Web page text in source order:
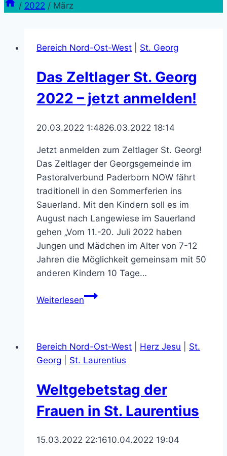
/ 2022 / März
Bereich Nord-Ost-West St. Georg
Das Zeltlager St. Georg
2022 – jetzt anmelden!
20.03.2022 1:4826.03.2022 18:14
Jetzt anmelden zum Zeltlager St. Georg!
Das Zeltlager der Georgsgemeinde im
Pastoralverbund Paderborn NOW fährt
traditionell in den Sommerferien ins
Sauerland. Mit den Kindern soll es im
August nach Langewiese im Sauerland
gehen „Vom 11.-20. Juli 2022 haben
Jungen und Mädchen im Alter von 7-12
Jahren die Möglichkeit gemeinsam mit 50
anderen Kindern 10 Tage…
WeiterlesenDas
2022
–
anmelden!
Bereich Nord-Ost-West Herz Jesu
St.
Georg
St. Laurentius
Weltgebetstag der
Frauen in St. Laurentius
15.03.2022 22:1610.04.2022 19:04